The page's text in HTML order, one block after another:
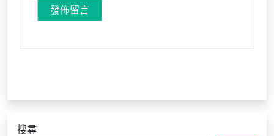
搜尋